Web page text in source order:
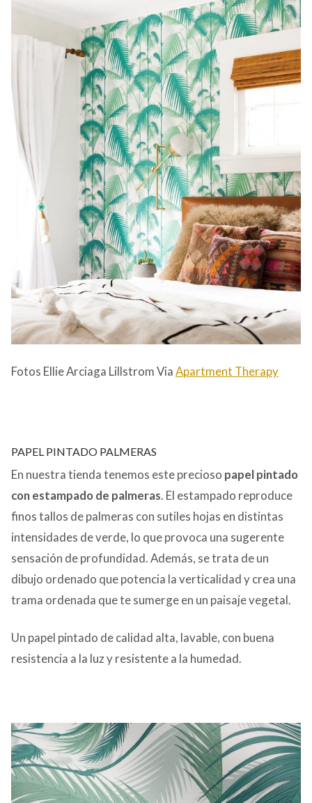
Fotos Ellie Arciaga Lillstrom ViaApartment Therapy
PAPEL PINTADO PALMERAS
En nuestra tienda tenemos este precioso papel pintado
con estampado de palmeras. El estampado reproduce
finos tallos de palmeras con sutiles hojas en distintas
intensidades de verde, lo que provoca una sugerente
sensación de profundidad. Además, se trata de un
dibujo ordenado que potencia la verticalidad y crea una
trama ordenada que te sumerge en un paisaje vegetal.
Un papel pintado de calidad alta, lavable, con buena
resistencia a la luz y resistente a la humedad.